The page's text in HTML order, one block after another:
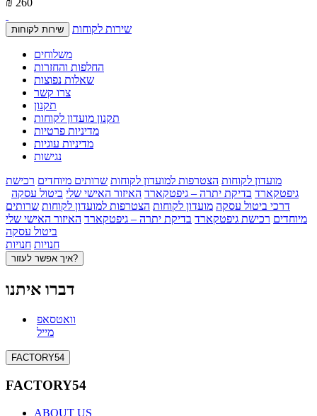
₪ 260
שירות לקוחות שירות לקוחות
משלוחים
החלפות והחזרות
שאלות נפוצות
צרו קשר
תקנון
תקנון מועדון לקוחות
מדיניות פרטיות
מדיניות עוגיות
נגישות
מועדון לקוחות הצטרפות למועדון לקוחות שרותים מיוחדים רכישת
גיפטקארד בדיקת יתרה – גיפטקארד האיזור האישי שלי ביטול עסקה
דרכי ביטול עסקה מועדון לקוחות הצטרפות למועדון לקוחות שרותים
מיוחדים רכישת גיפטקארד בדיקת יתרה – גיפטקארד האיזור האישי שלי
ביטול עסקה
חנויות חנויות
איך אפשר לעזור?
דברו איתנו
וואטסאפ
מייל
FACTORY54
FACTORY54
ABOUT US